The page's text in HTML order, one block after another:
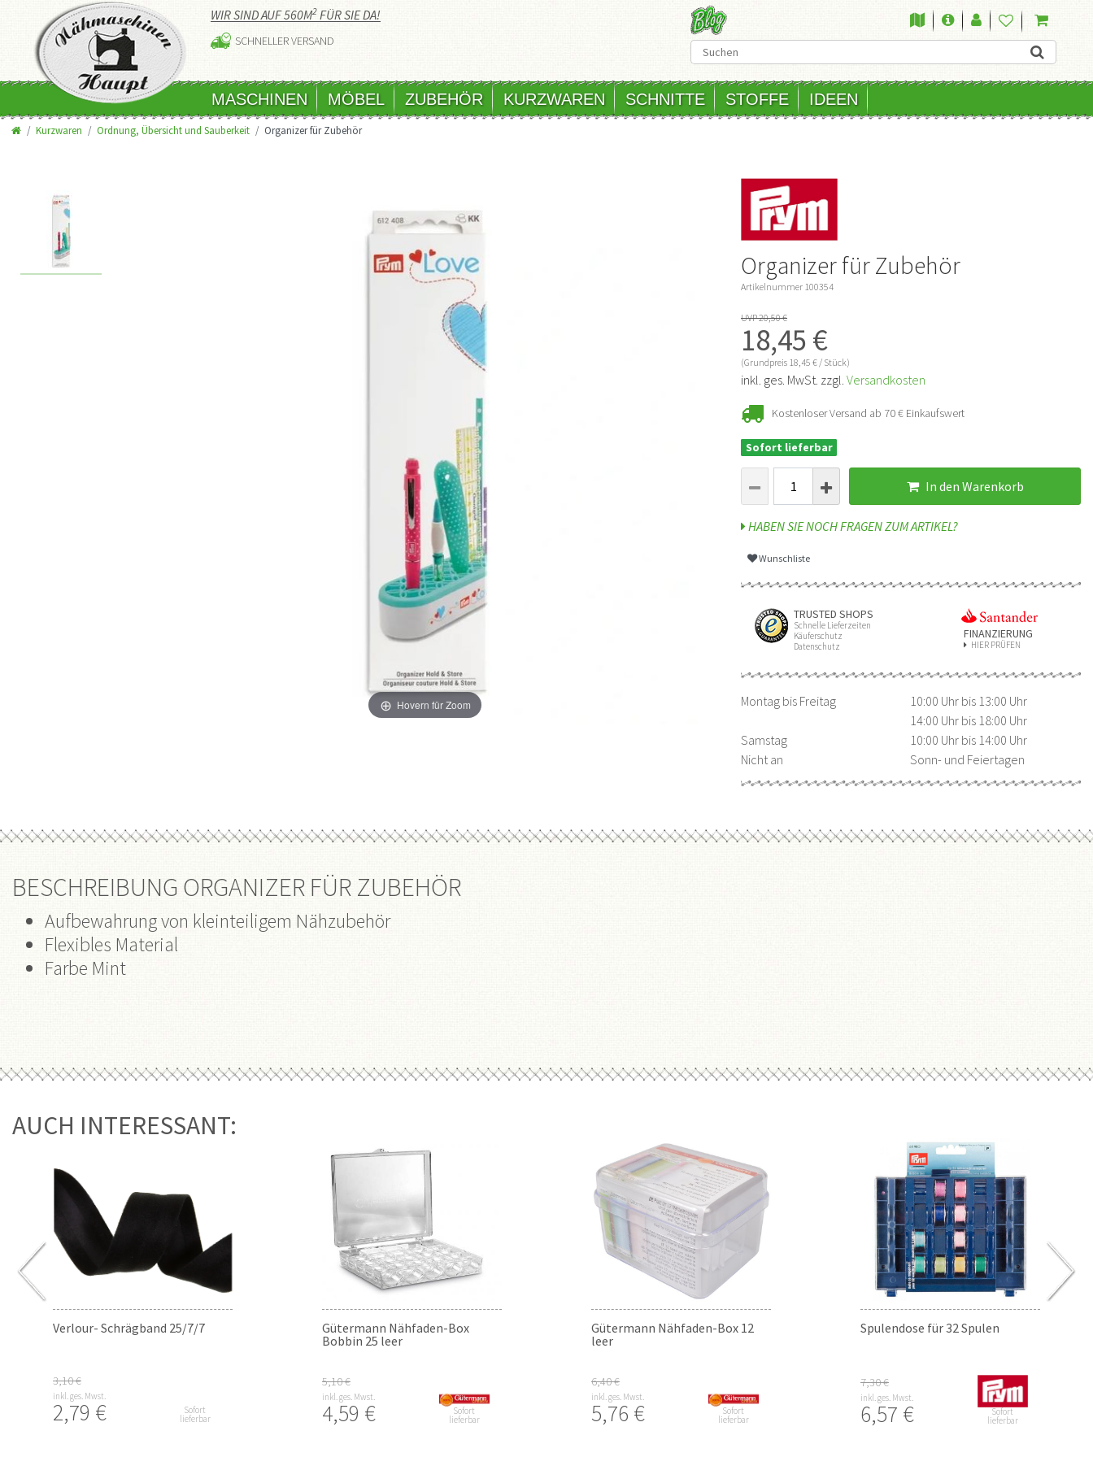
WIR SIND AUF 560M2 FÜR SIE DA!
SCHNELLER VERSAND
MASCHINEN MÖBEL ZUBEHÖR KURZWAREN SCHNITTE STOFFE IDEEN
Kurzwaren Ordnung, Übersicht und Sauberkeit Organizer für Zubehör
Hovern für Zoom
Organizer für Zubehör
Artikelnummer 100354
UVP 20,50 €
18,45 €
(Grundpreis 18,45 € / Stück)
inkl. ges. MwSt. zzgl. Versandkosten
Kostenloser Versand ab 70 € Einkaufswert
Sofort lieferbar
In den Warenkorb
HABEN SIE NOCH FRAGEN ZUM ARTIKEL?
Wunschliste
TRUSTED SHOPS
Schnelle Lieferzeiten
Käuferschutz
Datenschutz
FINANZIERUNG
HIER PRÜFEN
Montag bis Freitag
10:00 Uhr bis 13:00 Uhr
14:00 Uhr bis 18:00 Uhr
Samstag
10:00 Uhr bis 14:00 Uhr
Nicht an
Sonn- und Feiertagen
BESCHREIBUNG ORGANIZER FÜR ZUBEHÖR
Aufbewahrung von kleinteiligem Nähzubehör
Flexibles Material
Farbe Mint
AUCH INTERESSANT:
Verlour- Schrägband 25/7/7
3,10 €
inkl. ges. Mwst.
2,79 € Sofort
lieferbar
Gütermann Nähfaden-Box
Bobbin 25 leer
5,10 €
inkl. ges. Mwst.
4,59 € Sofort
lieferbar
Gütermann Nähfaden-Box 12
leer
6,40 €
inkl. ges. Mwst.
5,76 € Sofort
lieferbar
Spulendose für 32 Spulen
7,30 €
inkl. ges. Mwst.
6,57 € Sofort
lieferbar